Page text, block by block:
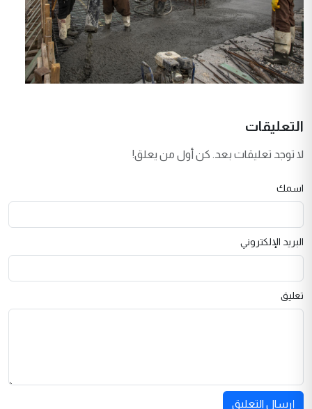
التعليقات
لا توجد تعليقات بعد. كن أول من يعلق!
اسمك
البريد الإلكتروني
تعليق
إرسال التعليق